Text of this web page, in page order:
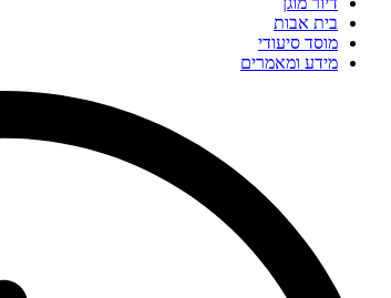
בית אבות
מוסד סיעודי
מידע ומאמרים